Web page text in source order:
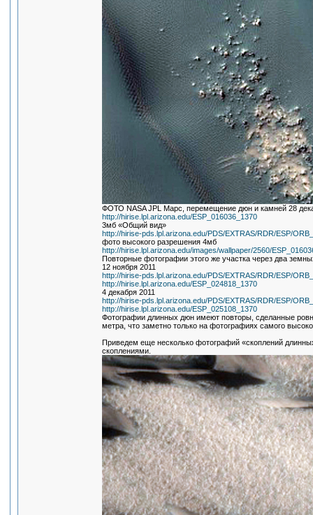
ФОТО NASA JPL Марс, перемещение дюн и камней 28
http://hirise.lpl.arizona.edu/ESP_016036_1370
3мб «Общий вид»
http://hirise-pds.lpl.arizona.edu/PDS/EXTRAS/RDR/ESP/
фото высокого разрешения 4мб
http://hirise.lpl.arizona.edu/images/wallpaper/2560/
Повторные фотографии этого же участка через два
12 ноября 2011
http://hirise-pds.lpl.arizona.edu/PDS/EXTRAS/RDR/ESP/
http://hirise.lpl.arizona.edu/ESP_024818_1370
4 декабря 2011
http://hirise-pds.lpl.arizona.edu/PDS/EXTRAS/RDR/ESP/
http://hirise.lpl.arizona.edu/ESP_025108_1370
Фотографии длинных дюн имеют повторы, сделанные
метра, что заметно только на фотографиях самого
Приведем еще несколько фотографий «скоплений
скоплениями.